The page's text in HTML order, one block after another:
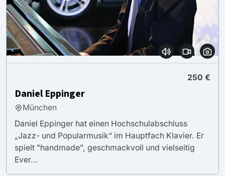
250 €
Daniel Eppinger
München
Daniel Eppinger hat einen Hochschulabschluss
„Jazz- und Popularmusik“ im Hauptfach Klavier. Er
spielt "handmade", geschmackvoll und vielseitig
Ever...